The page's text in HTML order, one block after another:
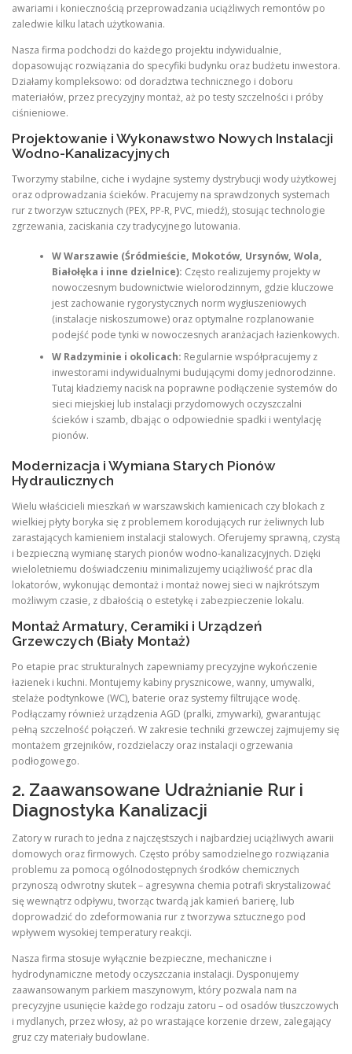
awariami i koniecznością przeprowadzania uciążliwych remontów po
zaledwie kilku latach użytkowania.
Nasza firma podchodzi do każdego projektu indywidualnie,
dopasowując rozwiązania do specyfiki budynku oraz budżetu inwestora.
Działamy kompleksowo: od doradztwa technicznego i doboru
materiałów, przez precyzyjny montaż, aż po testy szczelności i próby
ciśnieniowe.
Projektowanie i Wykonawstwo Nowych Instalacji
Wodno-Kanalizacyjnych
Tworzymy stabilne, ciche i wydajne systemy dystrybucji wody użytkowej
oraz odprowadzania ścieków. Pracujemy na sprawdzonych systemach
rur z tworzyw sztucznych (PEX, PP-R, PVC, miedź), stosując technologie
zgrzewania, zaciskania czy tradycyjnego lutowania.
W Warszawie (Śródmieście, Mokotów, Ursynów, Wola,
Białołęka i inne dzielnice): Często realizujemy projekty w
nowoczesnym budownictwie wielorodzinnym, gdzie kluczowe
jest zachowanie rygorystycznych norm wygłuszeniowych
(instalacje niskoszumowe) oraz optymalne rozplanowanie
podejść pode tynki w nowoczesnych aranżacjach łazienkowych.
W Radzyminie i okolicach: Regularnie współpracujemy z
inwestorami indywidualnymi budującymi domy jednorodzinne.
Tutaj kładziemy nacisk na poprawne podłączenie systemów do
sieci miejskiej lub instalacji przydomowych oczyszczalni
ścieków i szamb, dbając o odpowiednie spadki i wentylację
pionów.
Modernizacja i Wymiana Starych Pionów
Hydraulicznych
Wielu właścicieli mieszkań w warszawskich kamienicach czy blokach z
wielkiej płyty boryka się z problemem korodujących rur żeliwnych lub
zarastających kamieniem instalacji stalowych. Oferujemy sprawną, czystą
i bezpieczną wymianę starych pionów wodno-kanalizacyjnych. Dzięki
wieloletniemu doświadczeniu minimalizujemy uciążliwość prac dla
lokatorów, wykonując demontaż i montaż nowej sieci w najkrótszym
możliwym czasie, z dbałością o estetykę i zabezpieczenie lokalu.
Montaż Armatury, Ceramiki i Urządzeń
Grzewczych (Biały Montaż)
Po etapie prac strukturalnych zapewniamy precyzyjne wykończenie
łazienek i kuchni. Montujemy kabiny prysznicowe, wanny, umywalki,
stelaże podtynkowe (WC), baterie oraz systemy filtrujące wodę.
Podłączamy również urządzenia AGD (pralki, zmywarki), gwarantując
pełną szczelność połączeń. W zakresie techniki grzewczej zajmujemy się
montażem grzejników, rozdzielaczy oraz instalacji ogrzewania
podłogowego.
2. Zaawansowane Udrażnianie Rur i
Diagnostyka Kanalizacji
Zatory w rurach to jedna z najczęstszych i najbardziej uciążliwych awarii
domowych oraz firmowych. Często próby samodzielnego rozwiązania
problemu za pomocą ogólnodostępnych środków chemicznych
przynoszą odwrotny skutek – agresywna chemia potrafi skrystalizować
się wewnątrz odpływu, tworząc twardą jak kamień barierę, lub
doprowadzić do zdeformowania rur z tworzywa sztucznego pod
wpływem wysokiej temperatury reakcji.
Nasza firma stosuje wyłącznie bezpieczne, mechaniczne i
hydrodynamiczne metody oczyszczania instalacji. Dysponujemy
zaawansowanym parkiem maszynowym, który pozwala nam na
precyzyjne usunięcie każdego rodzaju zatoru – od osadów tłuszczowych
i mydlanych, przez włosy, aż po wrastające korzenie drzew, zalegający
gruz czy materiały budowlane.